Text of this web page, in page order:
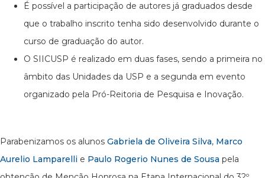
É possível a participação de autores já graduados desde
que o trabalho inscrito tenha sido desenvolvido durante o
curso de graduação do autor.
O SIICUSP é realizado em duas fases, sendo a primeira no
âmbito das Unidades da USP e a segunda em evento
organizado pela Pró-Reitoria de Pesquisa e Inovação.
Parabenizamos os alunos Gabriela de Oliveira Silva, Marco
Aurelio Lamparelli e Paulo Rogerio Nunes de Sousa pela